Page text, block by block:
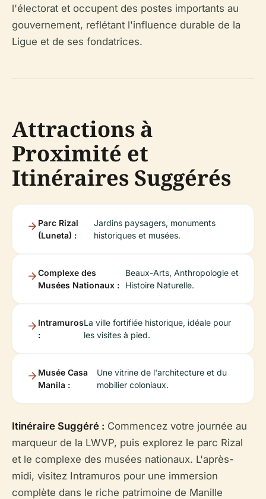
l'électorat et occupent des postes importants au
gouvernement, reflétant l'influence durable de la
Ligue et de ses fondatrices.
Attractions à
Proximité et
Itinéraires Suggérés
Parc Rizal
(Luneta) :
Jardins paysagers, monuments
historiques et musées.
Complexe des
Musées Nationaux :
Beaux-Arts, Anthropologie et
Histoire Naturelle.
Intramuros
:
La ville fortifiée historique, idéale pour
les visites à pied.
Musée Casa
Manila :
Une vitrine de l'architecture et du
mobilier coloniaux.
Itinéraire Suggéré : Commencez votre journée au
marqueur de la LWVP, puis explorez le parc Rizal
et le complexe des musées nationaux. L'après-
midi, visitez Intramuros pour une immersion
complète dans le riche patrimoine de Manille